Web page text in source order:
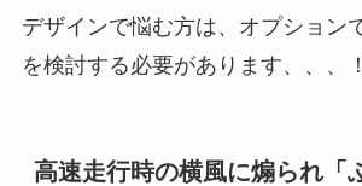
デザインで悩む方は、オプション
を検討する必要があります、、、！
高速走行時の横風に煽られ「